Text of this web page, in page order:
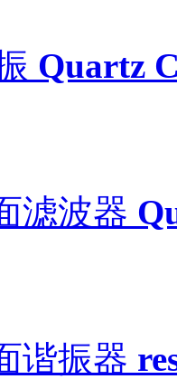
Quartz
滤波器
谐振器